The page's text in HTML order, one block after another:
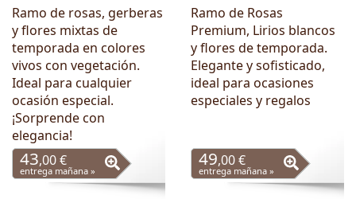
Ramo de rosas, gerberas
y flores mixtas de
temporada en colores
vivos con vegetación.
Ideal para cualquier
ocasión especial.
¡Sorprende con
elegancia!
43,00 €
entrega mañana »
Ramo de Rosas
Premium, Lirios blancos
y flores de temporada.
Elegante y sofisticado,
ideal para ocasiones
especiales y regalos
49,00 €
entrega mañana »